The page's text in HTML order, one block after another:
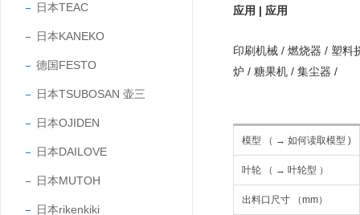
日本TEAC
日本KANEKO
德国FESTO
日本TSUBOSAN 壶三
日本OJIDEN
日本DAILOVE
日本MUTOH
日本rikenkiki
应用 | 应用
印刷机械 / 燃烧器 / 塑料
炉 / 糖果机 / 集尘器 /
模型 （ → 如何读取模型 )
叶轮 （ → 叶轮型 ）
出料口尺寸 （mm）